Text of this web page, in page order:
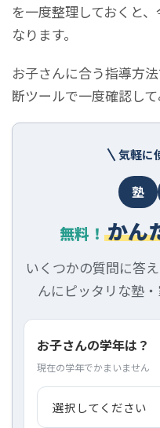
を一度整理しておくと
なります。
お子さんに合う指導方
断ツールで一度確認して
気軽に
塾
無料！ かん
いくつかの質問に答
んにピッタリな塾・
お子さんの学年は？
現在の学年でかまいません